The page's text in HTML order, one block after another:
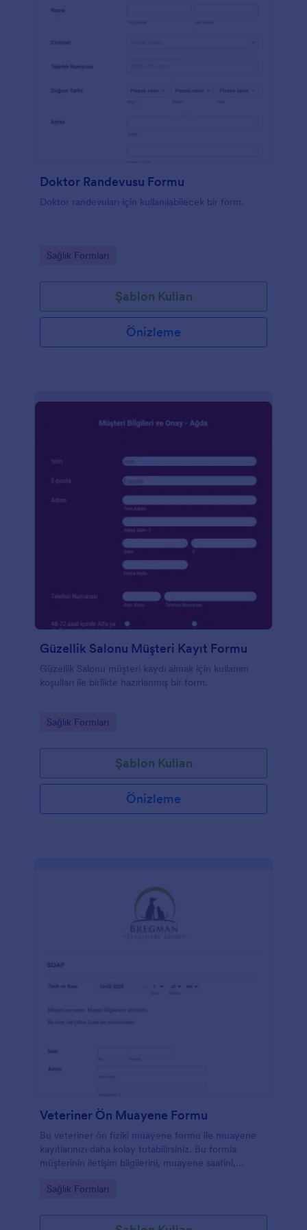
Kağıt formları bırakın ve imzalı izin formlarınızı
Doktor Randevusu Formu
Doktor randevuları için kullanılabilecek bir form.
Go to Category:
Sağlık Formları
Şablon Kullan
Önizleme
Güzellik Salonu Müşteri Kayıt Formu
Güzellik Salonu müşteri kaydı almak için kullanım
koşulları ile birlikte hazırlanmış bir form.
Go to Category:
Sağlık Formları
Şablon Kullan
Önizleme
Veteriner Ön Muayene Formu
Bu veteriner ön fiziki muayene formu ile muayene
kayıtlarınızı daha kolay tutabilirsiniz. Bu formla
müşterinin iletişim bilgilerini, muayene saatini,
kayıt altına alabilirsiniz
Go to Category:
Sağlık Formları